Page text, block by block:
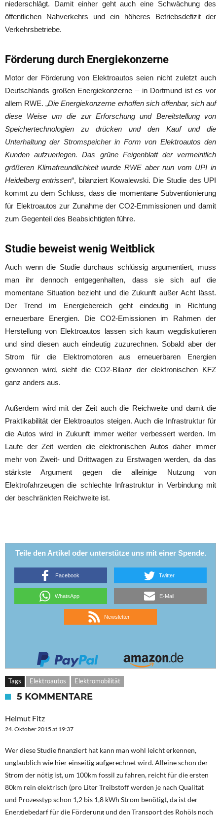
niederschlägt. Damit einher geht auch eine Schwächung des
öffentlichen Nahverkehrs und ein höheres Betriebsdefizit der
Verkehrsbetriebe.
Förderung durch Energiekonzerne
Motor der Förderung von Elektroautos seien nicht zuletzt auch
Deutschlands großen Energiekonzerne – in Dortmund ist es vor
allem RWE. „Die Energiekonzerne erhoffen sich offenbar, sich auf
diese Weise um die zur Erforschung und Bereitstellung von
Speichertechnologien zu drücken und den Kauf und die
Unterhaltung der Stromspeicher in Form von Elektroautos den
Kunden aufzuerlegen. Das grüne Feigenblatt der vermeintlich
größeren Klimafreundlichkeit wurde RWE aber nun vom UPI in
Heidelberg entrissen“, bilanziert Kowalewski. Die Studie des UPI
kommt zu dem Schluss, dass die momentane Subventionierung
für Elektroautos zur Zunahme der CO2-Emmissionen und damit
zum Gegenteil des Beabsichtigten führe.
Studie beweist wenig Weitblick
Auch wenn die Studie durchaus schlüssig argumentiert, muss
man ihr dennoch entgegenhalten, dass sie sich auf die
momentane Situation bezieht und die Zukunft außer Acht lässt.
Der Trend im Energiebereich geht eindeutig in Richtung
erneuerbare Energien. Die CO2-Emissionen im Rahmen der
Herstellung von Elektroautos lassen sich kaum wegdiskutieren
und sind diesen auch eindeutig zuzurechnen. Sobald aber der
Strom für die Elektromotoren aus erneuerbaren Energien
gewonnen wird, sieht die CO2-Bilanz der elektronischen KFZ
ganz anders aus.
Außerdem wird mit der Zeit auch die Reichweite und damit die
Praktikabilität der Elektroautos steigen. Auch die Infrastruktur für
die Autos wird in Zukunft immer weiter verbessert werden. Im
Laufe der Zeit werden die elektronischen Autos daher immer
mehr von Zweit- und Drittwagen zu Erstwagen werden, da das
stärkste Argument gegen die alleinige Nutzung von
Elektrofahrzeugen die schlechte Infrastruktur in Verbindung mit
der beschränkten Reichweite ist.
Teile den Artikel oder unterstütze uns mit einer Spende.
Facebook Twitter
WhatsApp E-Mail
Newsletter
Tags Elektroautos Elektromobilität
5 KOMMENTARE
Helmut Fitz
24. Oktober 2015 at 19:37
Wer diese Studie finanziert hat kann man wohl leicht erkennen,
unglaublich wie hier einseitig aufgerechnet wird. Alleine schon der
Strom der nötig ist, um 100km fossil zu fahren, reicht für die ersten
80km rein elektrisch (pro Liter Treibstoff werden je nach Qualität
und Prozesstyp schon 1,2 bis 1,8 kWh Strom benötigt, da ist der
Energiebedarf für die Förderung und den Transport des Rohöls noch